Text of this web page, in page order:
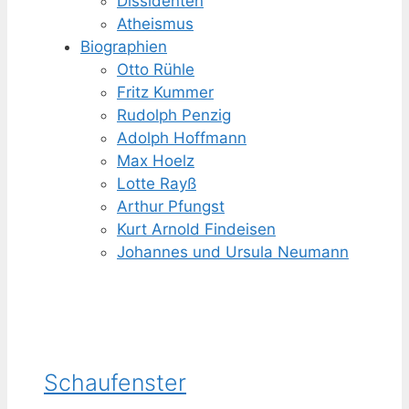
Atheismus
Biographien
Otto Rühle
Fritz Kummer
Rudolph Penzig
Adolph Hoffmann
Max Hoelz
Lotte Rayß
Arthur Pfungst
Kurt Arnold Findeisen
Johannes und Ursula Neumann
Schaufenster